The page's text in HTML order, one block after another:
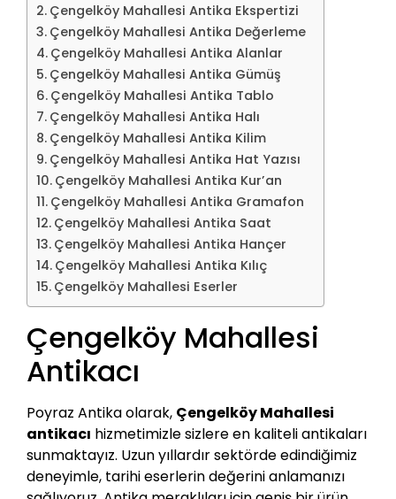
Çengelköy Mahallesi Antika Ekspertizi
Çengelköy Mahallesi Antika Değerleme
Çengelköy Mahallesi Antika Alanlar
Çengelköy Mahallesi Antika Gümüş
Çengelköy Mahallesi Antika Tablo
Çengelköy Mahallesi Antika Halı
Çengelköy Mahallesi Antika Kilim
Çengelköy Mahallesi Antika Hat Yazısı
Çengelköy Mahallesi Antika Kur’an
Çengelköy Mahallesi Antika Gramafon
Çengelköy Mahallesi Antika Saat
Çengelköy Mahallesi Antika Hançer
Çengelköy Mahallesi Antika Kılıç
Çengelköy Mahallesi Eserler
Çengelköy Mahallesi
Antikacı
Poyraz Antika olarak, Çengelköy Mahallesi
antikacı hizmetimizle sizlere en kaliteli antikaları
sunmaktayız. Uzun yıllardır sektörde edindiğimiz
deneyimle, tarihi eserlerin değerini anlamanızı